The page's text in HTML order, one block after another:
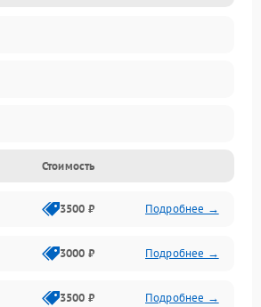
Стоимость
3500 ₽ Подробнее →
3000 ₽ Подробнее →
3500 ₽ Подробнее →